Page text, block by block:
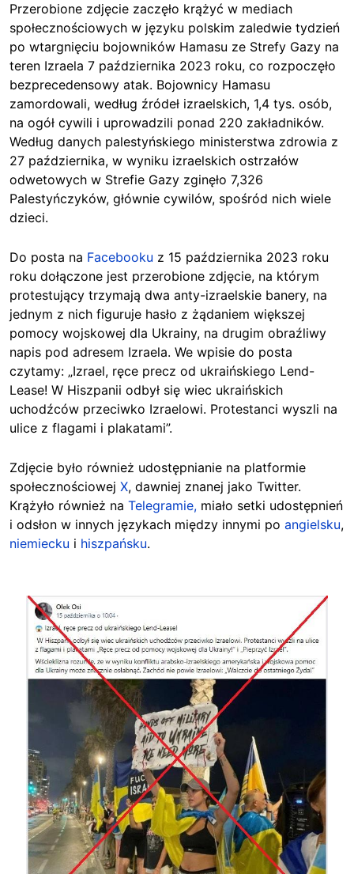
Przerobione zdjęcie zaczęło krążyć w mediach
społecznościowych w języku polskim zaledwie tydzień
po wtargnięciu bojowników Hamasu ze Strefy Gazy na
teren Izraela 7 października 2023 roku, co rozpoczęło
bezprecedensowy atak. Bojownicy Hamasu
zamordowali, według źródeł izraelskich, 1,4 tys. osób,
na ogół cywili i uprowadzili ponad 220 zakładników.
Według danych palestyńskiego ministerstwa zdrowia z
27 października, w wyniku izraelskich ostrzałów
odwetowych w Strefie Gazy zginęło 7,326
Palestyńczyków, głównie cywilów, spośród nich wiele
dzieci.
Do posta na Facebooku z 15 października 2023 roku
roku dołączone jest przerobione zdjęcie, na którym
protestujący trzymają dwa anty-izraelskie banery, na
jednym z nich figuruje hasło z żądaniem większej
pomocy wojskowej dla Ukrainy, na drugim obraźliwy
napis pod adresem Izraela. We wpisie do posta
czytamy: „Izrael, ręce precz od ukraińskiego Lend-
Lease! W Hiszpanii odbył się wiec ukraińskich
uchodźców przeciwko Izraelowi. Protestanci wyszli na
ulice z flagami i plakatami”.
Zdjęcie było również udostępnianie na platformie
społecznościowej X, dawniej znanej jako Twitter.
Krążyło również na Telegramie, miało setki udostępnień
i odsłon w innych językach między innymi po angielsku,
niemiecku i hiszpańsku.
Image